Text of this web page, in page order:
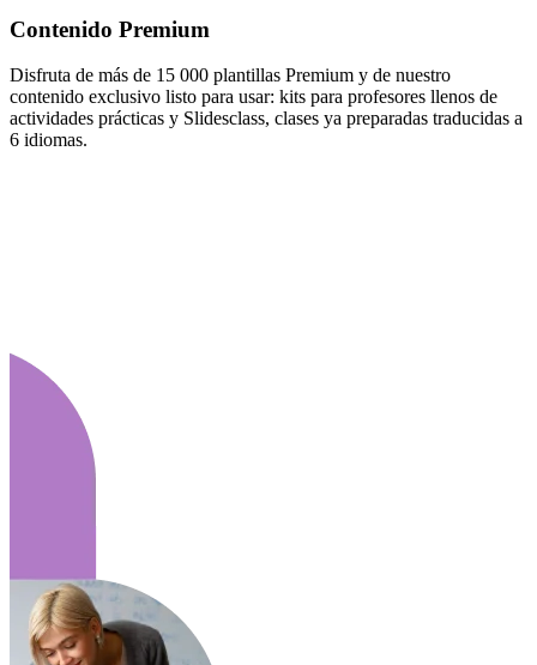
Contenido Premium
Disfruta de más de 15 000 plantillas Premium y de nuestro
contenido exclusivo listo para usar: kits para profesores llenos de
actividades prácticas y Slidesclass, clases ya preparadas traducidas a
6 idiomas.